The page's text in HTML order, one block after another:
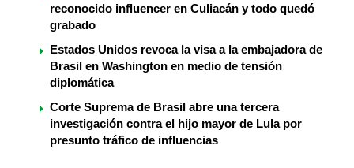
reconocido influencer en Culiacán y todo quedó
grabado
Estados Unidos revoca la visa a la embajadora de
Brasil en Washington en medio de tensión
diplomática
Corte Suprema de Brasil abre una tercera
investigación contra el hijo mayor de Lula por
presunto tráfico de influencias